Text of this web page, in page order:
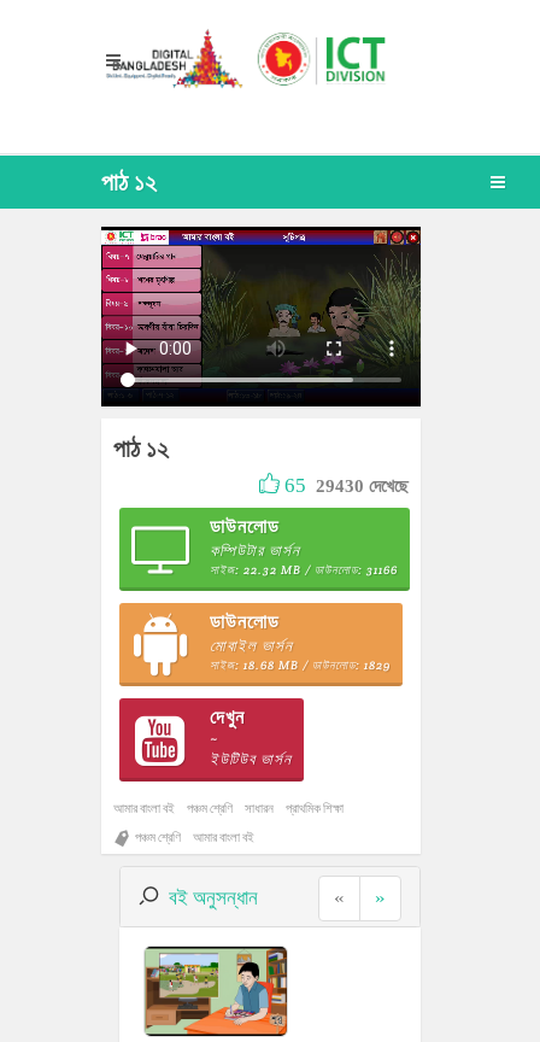
পাঠ ১২
পাঠ ১২
65 29430 দেখেছে
ডাউনলোড
কম্পিউটার ভার্সন
সাইজ: 22.32 MB / ডাউনলোড: 31166
ডাউনলোড
মোবাইল ভার্সন
সাইজ: 18.68 MB / ডাউনলোড: 1829
দেখুন
~
ইউটিউব ভার্সন
আমার বাংলা বই পঞ্চম শ্রেণি সাধারন
প্রাথমিক শিক্ষা
পঞ্চম শ্রেণি
আমার বাংলা বই
বই অনুসন্ধান « »